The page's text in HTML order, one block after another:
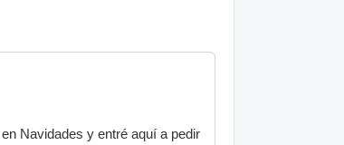
Navidades y entré aquí a pedir